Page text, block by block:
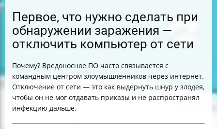
Первое, что нужно сделать при
обнаружении заражения —
отключить компьютер от сети
Почему? Вредоносное ПО часто связывается с
командным центром злоумышленников через интернет.
Отключение от сети — это как выдернуть шнур у злодея,
чтобы он не мог отдавать приказы и не распространял
инфекцию дальше.